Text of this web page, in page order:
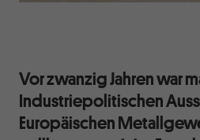
Vor zwanzig Jahren war
Industriepolitischen
Europäischen